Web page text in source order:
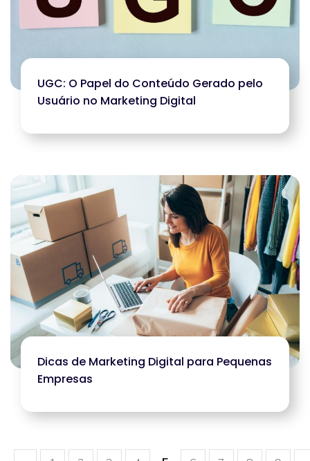
UGC: O Papel do Conteúdo Gerado pelo
Usuário no Marketing Digital
Dicas de Marketing Digital para Pequenas
Empresas